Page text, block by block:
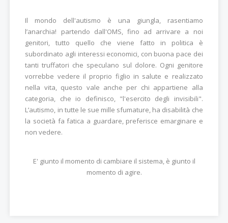
Il mondo dell'autismo è una giungla, rasentiamo
l’anarchia! partendo dall'OMS, fino ad arrivare a noi
genitori, tutto quello che viene fatto in politica è
subordinato agli interessi economici, con buona pace dei
tanti truffatori che speculano sul dolore. Ogni genitore
vorrebbe vedere il proprio figlio in salute e realizzato
nella vita, questo vale anche per chi appartiene alla
categoria, che io definisco, "l'esercito degli invisibili".
L’autismo, in tutte le sue mille sfumature, ha disabilità che
la società fa fatica a guardare, preferisce emarginare e
non vedere.
E' giunto il momento di cambiare il sistema, è giunto il
momento di agire.